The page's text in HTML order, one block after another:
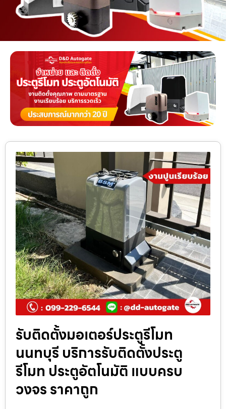
รับติดตั้งมอเตอร์ประตูรีโมท
นนทบุรี บริการรับติดตั้งประตู
รีโมท ประตูอัตโนมัติ แบบครบ
วงจร ราคาถูก